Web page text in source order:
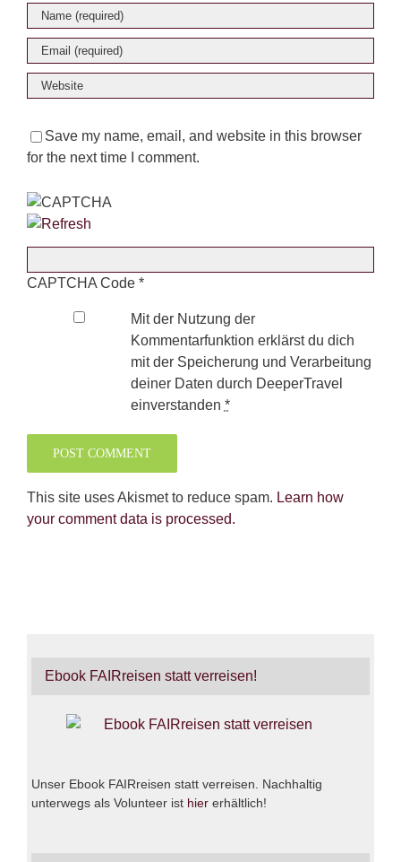
Save my name, email, and website in this browser
for the next time I comment.
CAPTCHA Code *
Mit der Nutzung der
Kommentarfunktion erklärst du dich
mit der Speicherung und Verarbeitung
deiner Daten durch DeeperTravel
einverstanden *
This site uses Akismet to reduce spam. Learn how
your comment data is processed.
Ebook FAIRreisen statt verreisen!
Unser Ebook FAIRreisen statt verreisen. Nachhaltig
unterwegs als Volunteer ist hier erhältlich!